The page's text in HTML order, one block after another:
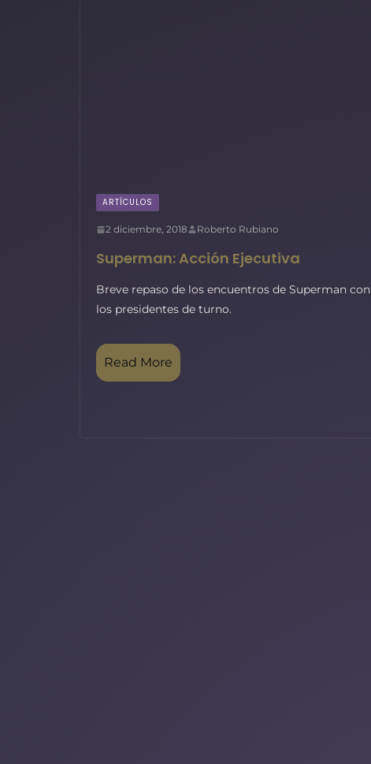
ARTÍCULOS
2 diciembre, 2018 Roberto Rubiano
Superman: Acción Ejecutiva
Breve repaso de los encuentros de Superman con
los presidentes de turno.
Read More